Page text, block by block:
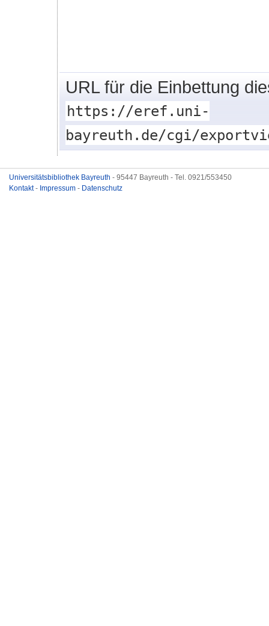
URL für die Einbettung
https://eref.uni-
bayreuth.de/cgi/
Universitätsbibliothek Bayreuth - 95447 Bayreuth - Tel. 0921/553450
Kontakt- Impressum - Datenschutz